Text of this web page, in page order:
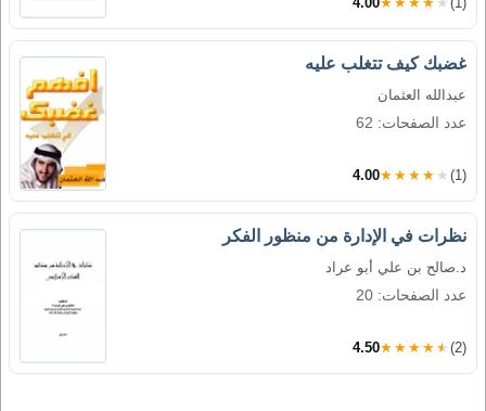
غضبك كيف تتغلب عليه
عبدالله العثمان
عدد الصفحات: 62
4.00★★★★★ (1)
نظرات في الإدارة من منظور الفكر
د.صالح بن علي أبو عراد
عدد الصفحات: 20
4.50★★★★★ (2)